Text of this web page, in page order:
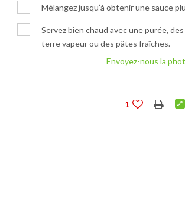
Mélangez jusqu’à obtenir une sauce
Servez bien chaud avec une purée,
terre vapeur ou des pâtes fraîches.
Envoyez-nous la
1